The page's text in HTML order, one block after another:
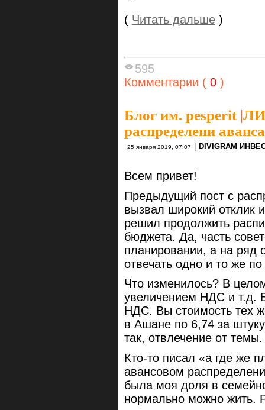
( Читать дальше )
595
Комментарии ( 0 )
Блог им. pesperit|
распределени
25 января 2019, 07:07 | DIVIGRAM
Всем привет!
Предыдущий пост с
вызвал широкий отклик
решил продолжить
бюджета. Да, часть
планировании, а на ряд
отвечать одно и то же
Что изменилось? В
увеличением НДС и т.д.
НДС. Вы стоимость тех
в Ашане по 6,74 за
так, отвлечение от темы.
Кто-то писал «а где же
авансовом
была моя доля в
нормально можно жить.